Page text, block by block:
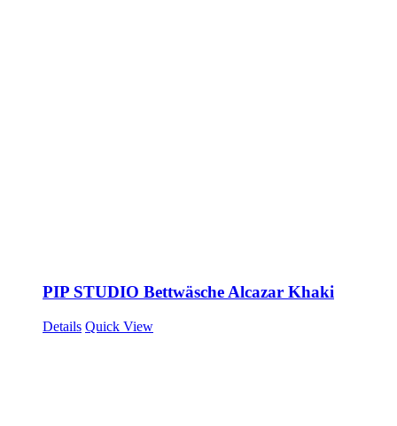
PIP STUDIO Bettwäsche Alcazar Khaki
Details Quick View